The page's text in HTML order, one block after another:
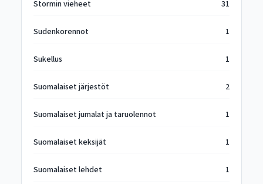
Stormin vieheet 31
Sudenkorennot 1
Sukellus 1
Suomalaiset järjestöt 2
Suomalaiset jumalat ja taruolennot 1
Suomalaiset keksijät 1
Suomalaiset lehdet 1